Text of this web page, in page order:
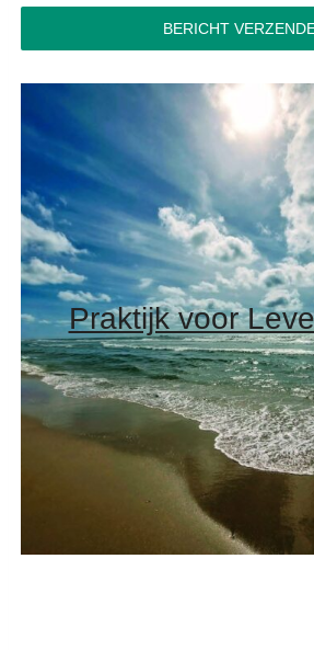
BERICHT
Praktijk voor